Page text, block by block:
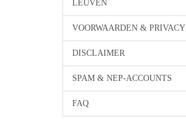
LEUVEN
VOORWAARDEN & PRIVACY
DISCLAIMER
SPAM & NEP-ACCOUNTS
FAQ